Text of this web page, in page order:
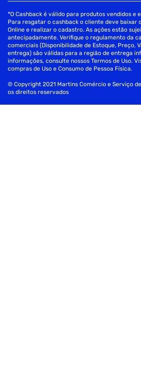
*O Cashback é válido para produtos vendidos e
Para resgatar o cashback o cliente deve baixar
Online e realizar o cadastro. As ações estão
antecipadamente. Verifique o regulamento da
comerciais (Disponibilidade de Estoque, Preço,
entrega) são válidas para a região de entrega
informações, consulte nossos Termos de Uso.
compras de Uso e Consumo de Pessoa Física.
© Copyright 2021 Martins Comércio e Serviço
os direitos reservados